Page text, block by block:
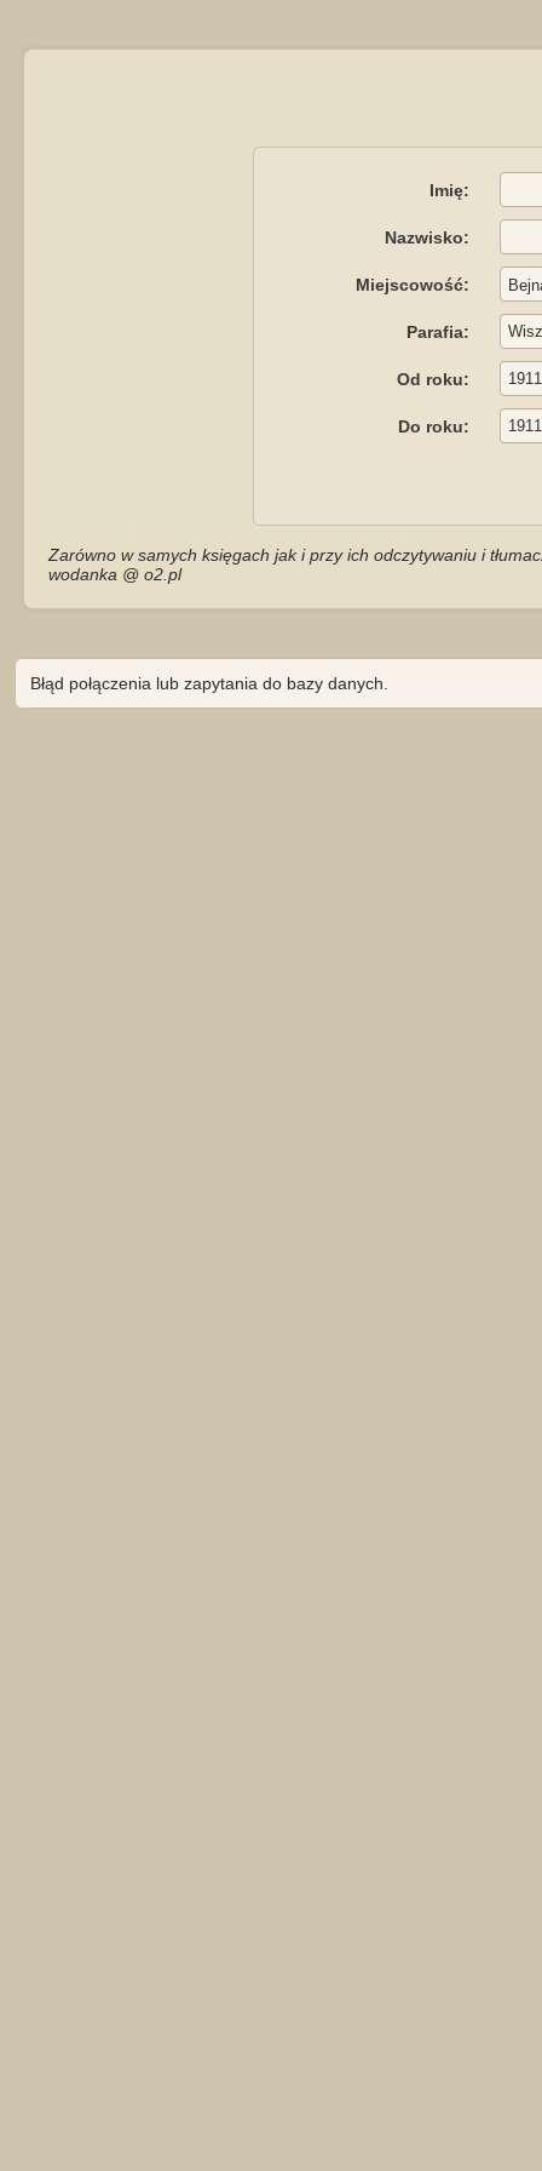
Imię:
Nazwisko:
Miejscowość:
Parafia:
Od roku:
Do roku:
Zarówno w samych księgach jak i przy ich odczytywaniu i
wodanka @ o2.pl
Błąd połączenia lub zapytania do bazy danych.